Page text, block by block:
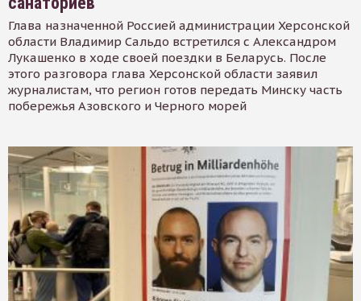
Глава назначенной Россией администрации Херсонской
области Владимир Сальдо встретился с Александром
Лукашенко в ходе своей поездки в Беларусь. После
этого разговора глава Херсонской области заявил
журналистам, что регион готов передать Минску часть
побережья Азовского и Черного морей